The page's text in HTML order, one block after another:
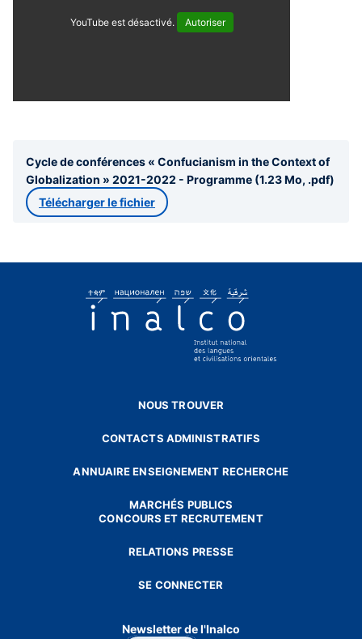
YouTube est désactivé. Autoriser
Cycle de conférences « Confucianism in the Context of
Globalization » 2021-2022 - Programme (1.23 Mo, .pdf)
Télécharger le fichier
NOUS TROUVER
CONTACTS ADMINISTRATIFS
ANNUAIRE ENSEIGNEMENT RECHERCHE
MARCHÉS PUBLICS
CONCOURS ET RECRUTEMENT
RELATIONS PRESSE
SE CONNECTER
Newsletter de l'Inalco